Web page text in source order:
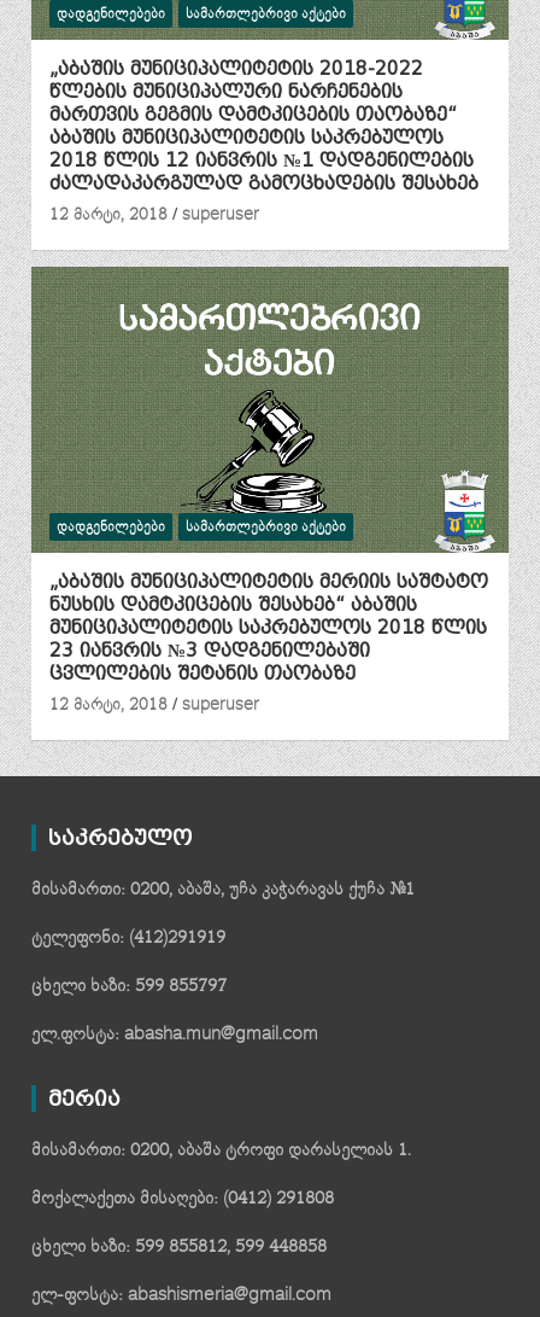
ᲓᲐᲓᲒᲔᲜᲘᲚᲔᲑᲔᲑᲘ ᲡᲐᲛᲐᲠᲗᲚᲔᲑᲠᲘᲕᲘ ᲐᲥᲢᲔᲑᲘ
„აბაშის მუნიციპალიტეტის 2018-2022
წლების მუნიციპალური ნარჩენების
მართვის გეგმის დამტკიცების თაობაზე“
აბაშის მუნიციპალიტეტის საკრებულოს
2018 წლის 12 იანვრის №1 დადგენილების
ძალადაკარგულად გამოცხადების შესახებ
12 მარტი, 2018
superuser
ᲓᲐᲓᲒᲔᲜᲘᲚᲔᲑᲔᲑᲘ ᲡᲐᲛᲐᲠᲗᲚᲔᲑᲠᲘᲕᲘ ᲐᲥᲢᲔᲑᲘ
„აბაშის მუნიციპალიტეტის მერიის საშტატო
ნუსხის დამტკიცების შესახებ“ აბაშის
მუნიციპალიტეტის საკრებულოს 2018 წლის
23 იანვრის №3 დადგენილებაში
ცვლილების შეტანის თაობაზე
12 მარტი, 2018
superuser
საკრებულო
მისამართი: 0200, აბაშა, უჩა კაჭარავას ქუჩა №1
ტელეფონი: (412)291919
ცხელი ხაზი: 599 855797
ელ.ფოსტა: abasha.mun@gmail.com
მერია
მისამართი: 0200, აბაშა ტროფი დარასელიას 1.
მოქალაქეთა მისაღები: (0412) 291808
ცხელი ხაზი: 599 855812, 599 448858
ელ-ფოსტა: abashismeria@gmail.com